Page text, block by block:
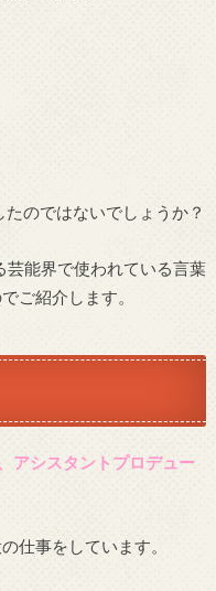
のではないでしょうか？
芸能界で使われている言葉
ご紹介します。
アシスタントプロデュー
仕事をしています。